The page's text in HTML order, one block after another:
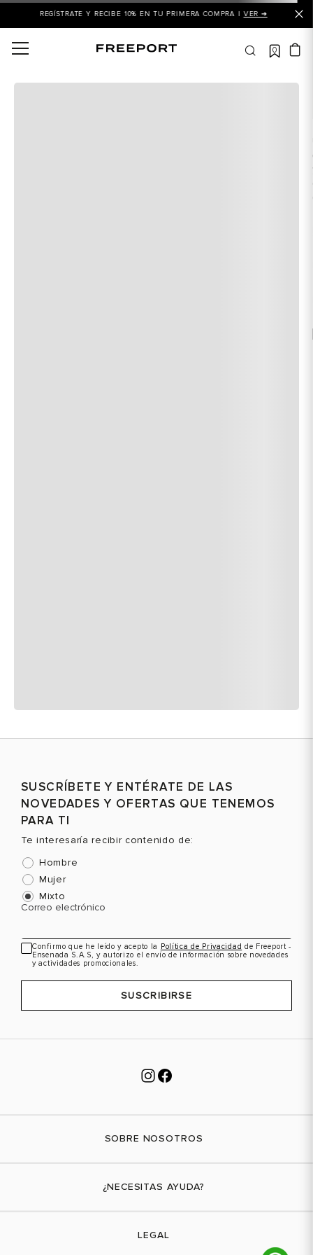
REGÍSTRATE Y RECIBE 10% EN TU PRIMERA COMPRA |VER ➜
0
SUSCRÍBETE Y ENTÉRATE DE LAS
NOVEDADES Y OFERTAS QUE TENEMOS
PARA TI
Te interesaría recibir contenido de:
Hombre
Mujer
Mixto
Correo electrónico
Confirmo que he leído y acepto la Política de Privacidad de Freeport -
Ensenada S.A.S, y autorizo el envío de información sobre novedades
y actividades promocionales.
SUSCRIBIRSE
SOBRE NOSOTROS
¿NECESITAS AYUDA?
LEGAL